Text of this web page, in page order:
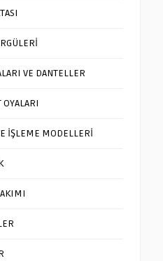
VE DANTELLER
İŞLEME MODELLERİ